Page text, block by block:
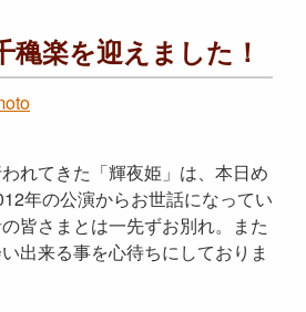
穐楽を迎えました！
れてきた「輝夜姫」は、本日め
年の公演からお世話になってい
皆さまとは一先ずお別れ。また
出来る事を心待ちにしておりま